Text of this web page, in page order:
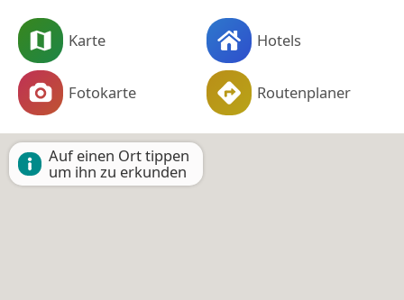
Karte Hotels
Fotokarte Routenplaner
Auf einen Ort tippen
um ihn zu erkunden